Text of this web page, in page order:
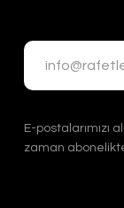
E-postalarımızı
zaman